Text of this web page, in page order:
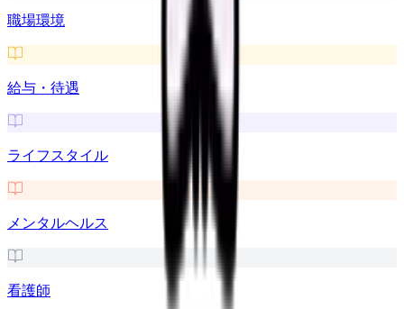
職場環境
給与・待遇
ライフスタイル
メンタルヘルス
看護師